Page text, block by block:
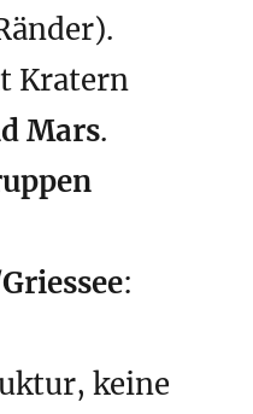
Kratern
Mars.
:
keine